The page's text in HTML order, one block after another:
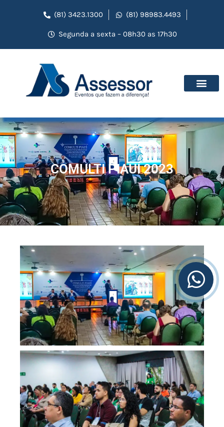
(81) 3423.1300 (81) 98983.4493
Segunda a sexta – 08h30 as 17h30
COMULTI PIAUÍ 2023